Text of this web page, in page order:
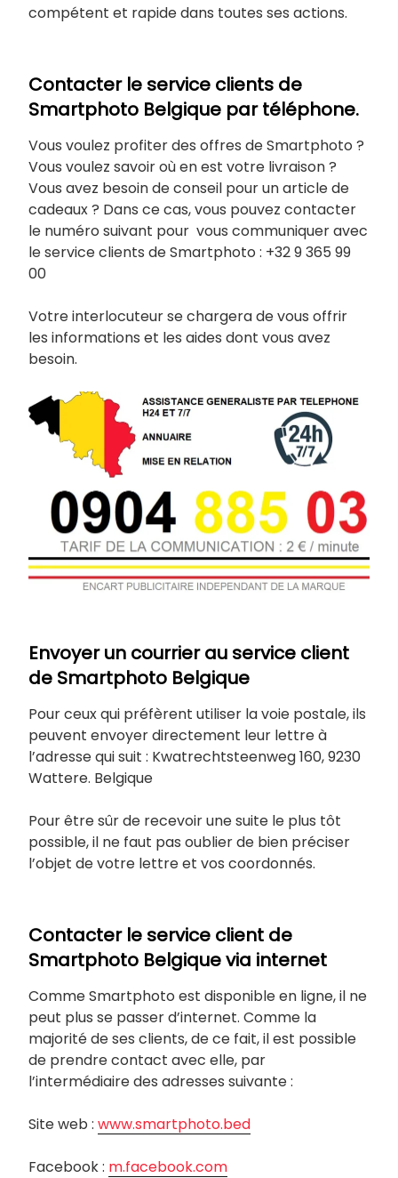
compétent et rapide dans toutes ses actions.
Contacter le service clients de
Smartphoto Belgique par téléphone.
Vous voulez profiter des offres de Smartphoto ?
Vous voulez savoir où en est votre livraison ?
Vous avez besoin de conseil pour un article de
cadeaux ? Dans ce cas, vous pouvez contacter
le numéro suivant pour vous communiquer avec
le service clients de Smartphoto : +32 9 365 99
00
Votre interlocuteur se chargera de vous offrir
les informations et les aides dont vous avez
besoin.
Envoyer un courrier au service client
de Smartphoto Belgique
Pour ceux qui préfèrent utiliser la voie postale, ils
peuvent envoyer directement leur lettre à
l’adresse qui suit : Kwatrechtsteenweg 160, 9230
Wattere. Belgique
Pour être sûr de recevoir une suite le plus tôt
possible, il ne faut pas oublier de bien préciser
l’objet de votre lettre et vos coordonnés.
Contacter le service client de
Smartphoto Belgique via internet
Comme Smartphoto est disponible en ligne, il ne
peut plus se passer d’internet. Comme la
majorité de ses clients, de ce fait, il est possible
de prendre contact avec elle, par
l’intermédiaire des adresses suivante :
Site web : www.smartphoto.bed
Facebook : m.facebook.com